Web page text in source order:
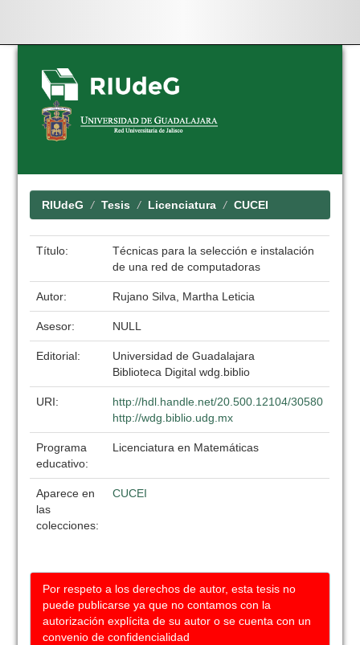
Skip
navigation
RIUdeG Tesis Licenciatura CUCEI
Título:
Técnicas para la selección e instalación
de una red de computadoras
Autor: Rujano Silva, Martha Leticia
Asesor: NULL
Editorial:
Universidad de Guadalajara
Biblioteca Digital wdg.biblio
URI:
http://hdl.handle.net/20.500.12104/30580
http://wdg.biblio.udg.mx
Programa
educativo:
Licenciatura en Matemáticas
Aparece en
las
colecciones:
CUCEI
Por respeto a los derechos de autor, esta tesis no
puede publicarse ya que no contamos con la
autorización explícita de su autor o se cuenta con un
convenio de confidencialidad